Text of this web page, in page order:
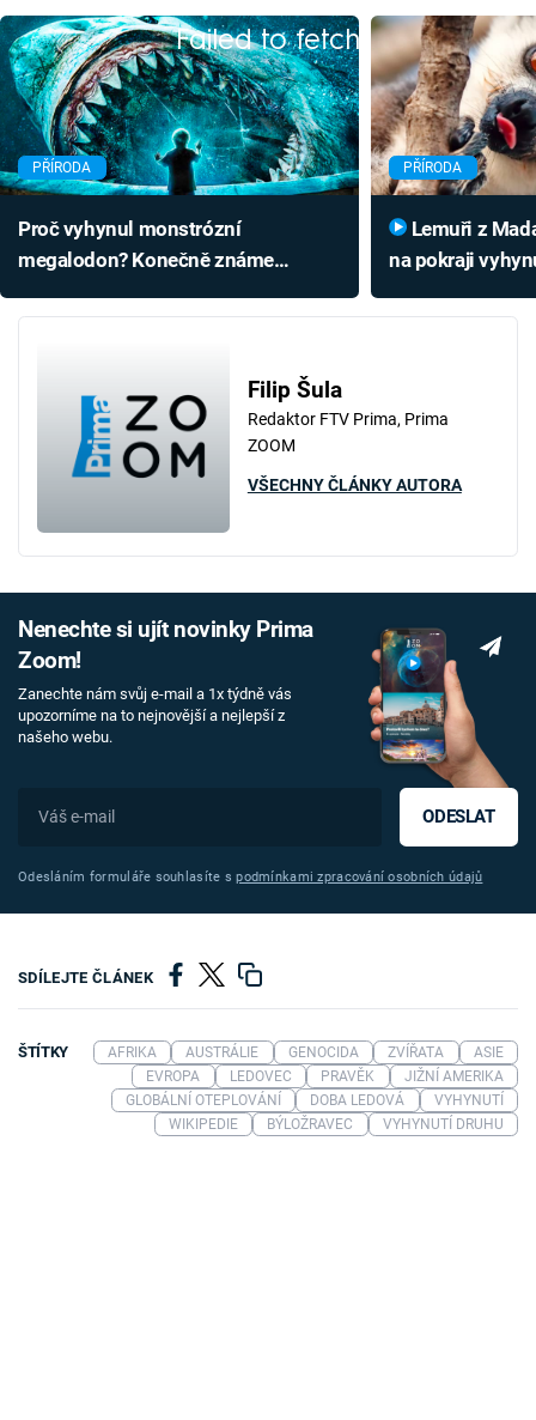
Failed to fetch
PŘÍRODA
Proč vyhynul monstrózní
megalodon? Konečně známe
PŘÍRODA
na pokraji
Filip Šula
Redaktor FTV Prima, Prima
ZOOM
VŠECHNY ČLÁNKY AUTORA
Nenechte si ujít novinky Prima
Zoom!
Zanechte nám svůj e-mail a 1x týdně vás
upozorníme na to nejnovější a nejlepší z
našeho webu.
ODESLAT
Odesláním formuláře souhlasíte spodmínkami zpracování osobních údajů
SDÍLEJTE ČLÁNEK
ŠTÍTKY AFRIKA AUSTRÁLIE GENOCIDA ZVÍŘATA
ASIE
EVROPA
LEDOVEC PRAVĚK
JIŽNÍ AMERIKA
GLOBÁLNÍ OTEPLOVÁNÍ
DOBA LEDOVÁ
VYHYNUTÍ
WIKIPEDIE
BÝLOŽRAVEC VYHYNUTÍ DRUHU